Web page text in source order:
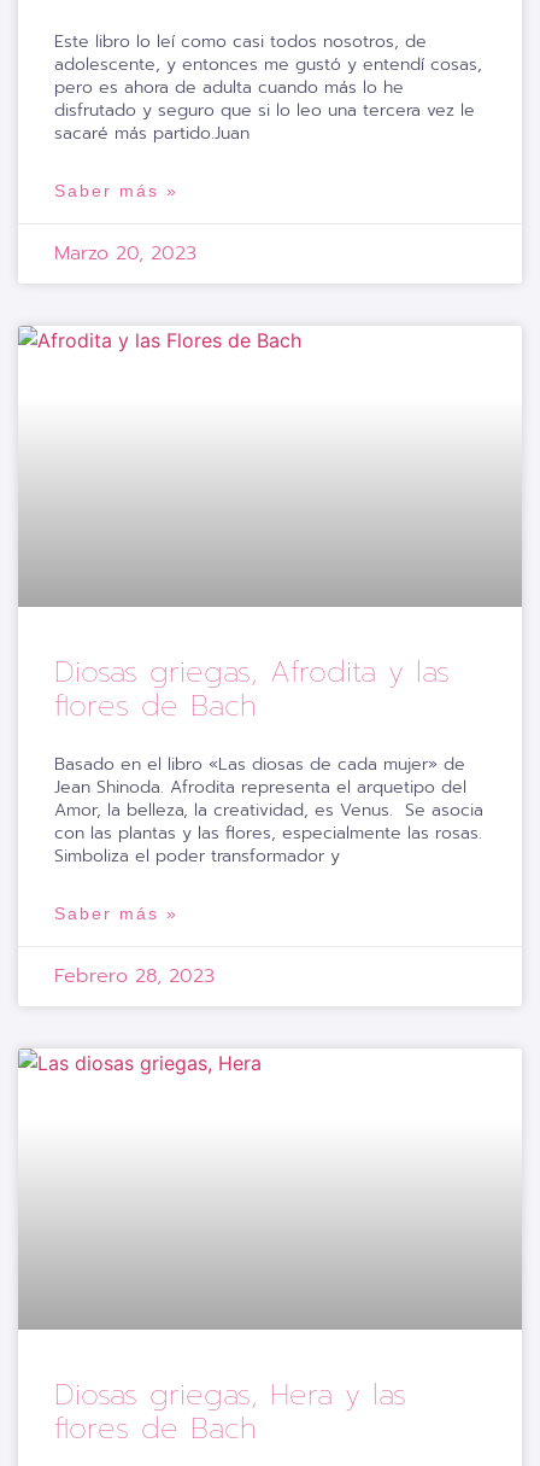
Este libro lo leí como casi todos nosotros, de
adolescente, y entonces me gustó y entendí cosas,
pero es ahora de adulta cuando más lo he
disfrutado y seguro que si lo leo una tercera vez le
sacaré más partido.Juan
Saber más »
Marzo 20, 2023
Diosas griegas, Afrodita y las
flores de Bach
Basado en el libro «Las diosas de cada mujer» de
Jean Shinoda. Afrodita representa el arquetipo del
Amor, la belleza, la creatividad, es Venus. Se asocia
con las plantas y las flores, especialmente las rosas.
Simboliza el poder transformador y
Saber más »
Febrero 28, 2023
Diosas griegas, Hera y las
flores de Bach